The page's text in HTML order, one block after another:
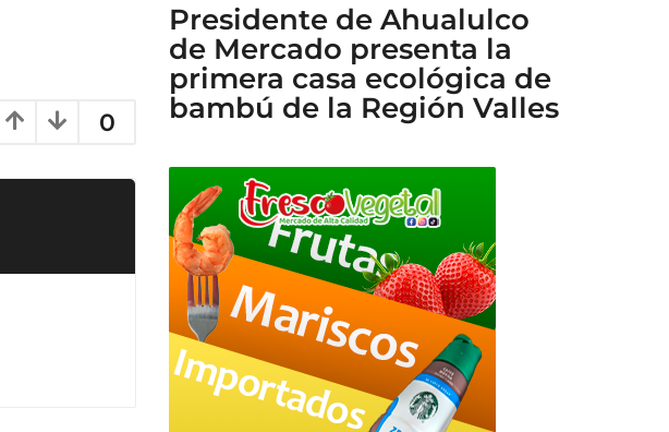
0
Presidente de Ahualulco
de Mercado presenta la
primera casa ecológica de
bambú de la Región Valles